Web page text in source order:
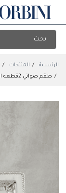
الرئيسية المنتجات
طقم صواني 2قطعه استانلي Stanley 2-piece tray set